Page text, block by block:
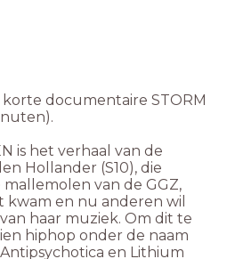
korte documentaire STORM
is het verhaal van de
Hollander (S10), die
van de GGZ,
kwam en nu anderen wil
haar muziek. Om dit te
hiphop onder de naam
en Lithium